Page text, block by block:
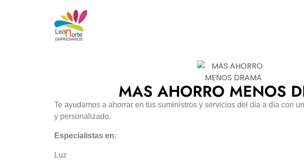
MAS AHORRO MENOS
Te ayudamos a ahorrar en tus suministros y servicios del día a día con
y personalizado.
Especialistas en:
Luz